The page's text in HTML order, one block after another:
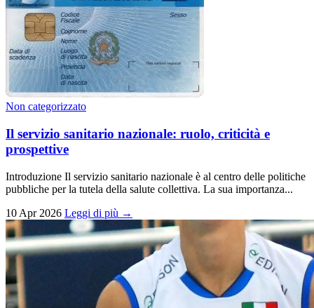
Non categorizzato
Il servizio sanitario nazionale: ruolo, criticità e
prospettive
Introduzione Il servizio sanitario nazionale è al centro delle politiche
pubbliche per la tutela della salute collettiva. La sua importanza...
10 Apr 2026 Leggi di più →